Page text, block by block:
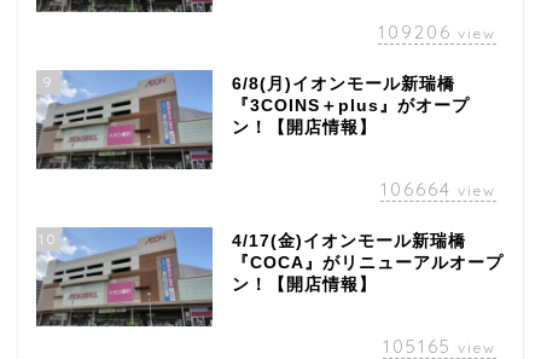
109206 view
9
6/8(月)イオンモール新瑞橋
『3COINS＋plus』がオープ
ン！【開店情報】
106664 view
10
4/17(金)イオンモール新瑞橋
『COCA』がリニューアルオープ
ン！【開店情報】
105165 view